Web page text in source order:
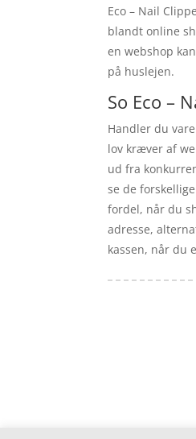
Eco – Nail
blandt online
en webshop
på huslejen.
So Eco –
Handler du
lov kræver af
ud fra
se de
fordel, når du
adresse,
kassen, når du